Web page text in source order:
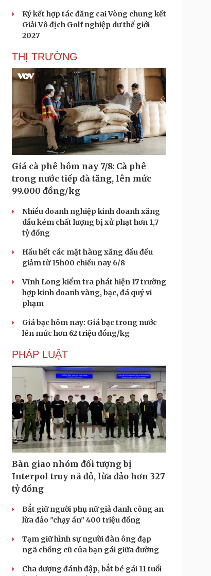
Ký kết hợp tác đăng cai Vòng chung kết
Giải Vô địch Golf nghiệp dư thế giới
2027
THỊ TRƯỜNG
Giá cà phê hôm nay 7/8: Cà phê
trong nước tiếp đà tăng, lên mức
99.000 đồng/kg
Nhiều doanh nghiệp kinh doanh xăng
dầu kém chất lượng bị xử phạt hơn 1,7
tỷ đồng
Hầu hết các mặt hàng xăng dầu đều
giảm từ 15h00 chiều nay 6/8
Vĩnh Long kiểm tra phát hiện 17 trường
hợp kinh doanh vàng, bạc, đá quý vi
phạm
Giá bạc hôm nay: Giá bạc trong nước
lên mức hơn 62 triệu đồng/kg
PHÁP LUẬT
Bàn giao nhóm đối tượng bị
Interpol truy nã đỏ, lừa đảo hơn 327
tỷ đồng
Bắt giữ người phụ nữ giả danh công an
lừa đảo "chạy án" 400 triệu đồng
Tạm giữ hình sự người đàn ông đạp
ngã chồng cũ của bạn gái giữa đường
Cha dượng đánh đập, bắt bé gái 11 tuổi